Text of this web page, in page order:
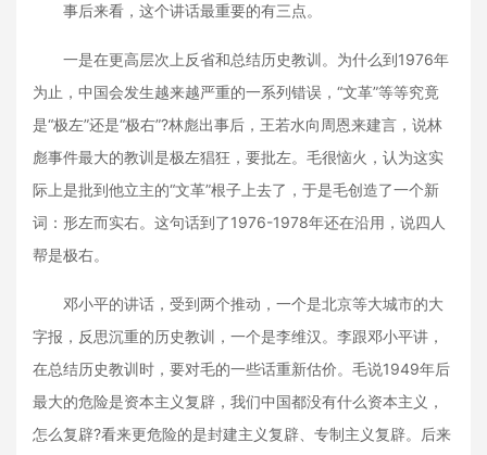
事后来看，这个讲话最重要的有三点。
一是在更高层次上反省和总结历史教训。为什么到1976年
为止，中国会发生越来越严重的一系列错误，“文革”等等究竟
是“极左”还是“极右”?林彪出事后，王若水向周恩来建言，说林
彪事件最大的教训是极左猖狂，要批左。毛很恼火，认为这实
际上是批到他立主的“文革”根子上去了，于是毛创造了一个新
词：形左而实右。这句话到了1976-1978年还在沿用，说四人
帮是极右。
邓小平的讲话，受到两个推动，一个是北京等大城市的大
字报，反思沉重的历史教训，一个是李维汉。李跟邓小平讲，
在总结历史教训时，要对毛的一些话重新估价。毛说1949年后
最大的危险是资本主义复辟，我们中国都没有什么资本主义，
怎么复辟?看来更危险的是封建主义复辟、专制主义复辟。后来